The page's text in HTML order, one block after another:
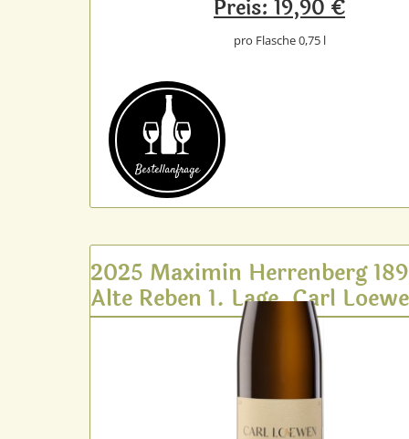
Preis: 19,90 €
pro Flasche 0,75 l
Bestell­anfrage
2025 Maximin Herrenberg
Alte Reben 1. Lage, Carl